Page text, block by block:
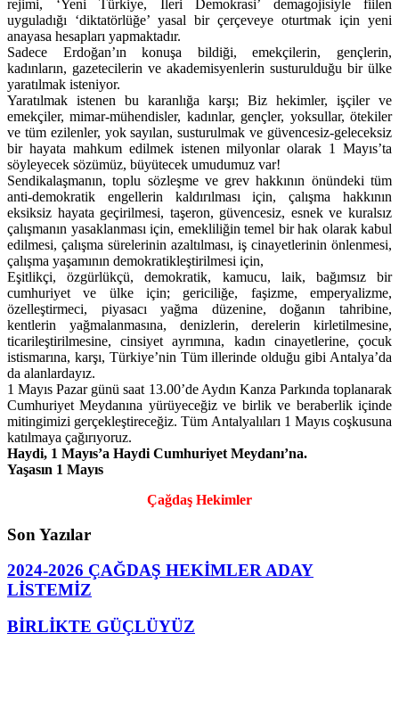
rejimi, ‘Yeni Türkiye, İleri Demokrasi’ demagojisiyle fiilen
uyguladığı ‘diktatörlüğe’ yasal bir çerçeveye oturtmak için yeni
anayasa hesapları yapmaktadır.
Sadece Erdoğan’ın konuşa bildiği, emekçilerin, gençlerin,
kadınların, gazetecilerin ve akademisyenlerin susturulduğu bir ülke
yaratılmak isteniyor.
Yaratılmak istenen bu karanlığa karşı; Biz hekimler, işçiler ve
emekçiler, mimar-mühendisler, kadınlar, gençler, yoksullar, ötekiler
ve tüm ezilenler, yok sayılan, susturulmak ve güvencesiz-geleceksiz
bir hayata mahkum edilmek istenen milyonlar olarak 1 Mayıs’ta
söyleyecek sözümüz, büyütecek umudumuz var!
Sendikalaşmanın, toplu sözleşme ve grev hakkının önündeki tüm
anti-demokratik engellerin kaldırılması için, çalışma hakkının
eksiksiz hayata geçirilmesi, taşeron, güvencesiz, esnek ve kuralsız
çalışmanın yasaklanması için, emekliliğin temel bir hak olarak kabul
edilmesi, çalışma sürelerinin azaltılması, iş cinayetlerinin önlenmesi,
çalışma yaşamının demokratikleştirilmesi için,
Eşitlikçi, özgürlükçü, demokratik, kamucu, laik, bağımsız bir
cumhuriyet ve ülke için; gericiliğe, faşizme, emperyalizme,
özelleştirmeci, piyasacı yağma düzenine, doğanın tahribine,
kentlerin yağmalanmasına, denizlerin, derelerin kirletilmesine,
ticarileştirilmesine, cinsiyet ayrımına, kadın cinayetlerine, çocuk
istismarına, karşı, Türkiye’nin Tüm illerinde olduğu gibi Antalya’da
da alanlardayız.
1 Mayıs Pazar günü saat 13.00’de Aydın Kanza Parkında toplanarak
Cumhuriyet Meydanına yürüyeceğiz ve birlik ve beraberlik içinde
mitingimizi gerçekleştireceğiz. Tüm Antalyalıları 1 Mayıs coşkusuna
katılmaya çağırıyoruz.
Haydi, 1 Mayıs’a Haydi Cumhuriyet Meydanı’na.
Yaşasın 1 Mayıs
Çağdaş Hekimler
Son Yazılar
2024-2026 ÇAĞDAŞ HEKİMLER ADAY
LİSTEMİZ
BİRLİKTE GÜÇLÜYÜZ